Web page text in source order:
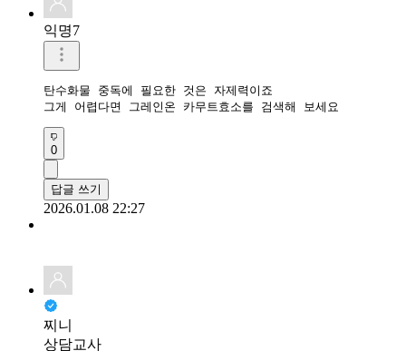
익명7
탄수화물 중독에 필요한 것은 자제력이죠
0
답글 쓰기
2026.01.08 22:27
찌니
상담교사